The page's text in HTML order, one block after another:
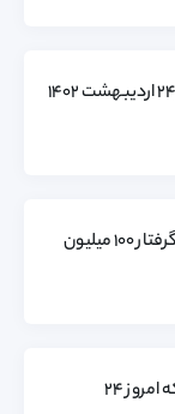
قربانیانی که با خرید این خودرو، گرفتار ۱۰۰ میلیون
قیمت بی‌سابقه قیمت دلار و سکه امروز 24